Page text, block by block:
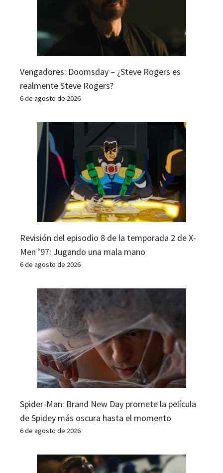
Vengadores: Doomsday – ¿Steve Rogers es
realmente Steve Rogers?
6 de agosto de 2026
Revisión del episodio 8 de la temporada 2 de X-
Men ’97: Jugando una mala mano
6 de agosto de 2026
Spider-Man: Brand New Day promete la película
de Spidey más oscura hasta el momento
6 de agosto de 2026